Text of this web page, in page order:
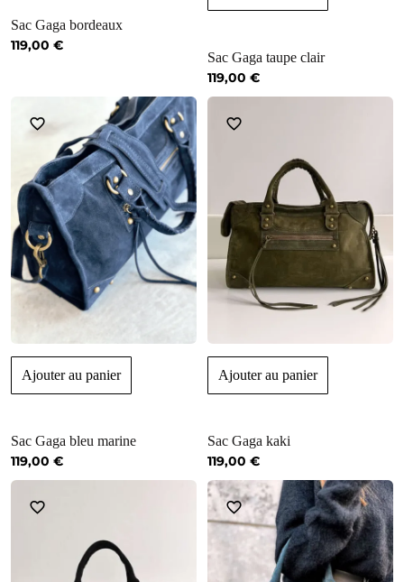
Sac Gaga bordeaux
119,00 €
Sac Gaga taupe clair
119,00 €
Ajouter au panier
Sac Gaga bleu marine
119,00 €
Ajouter au panier
Sac Gaga kaki
119,00 €